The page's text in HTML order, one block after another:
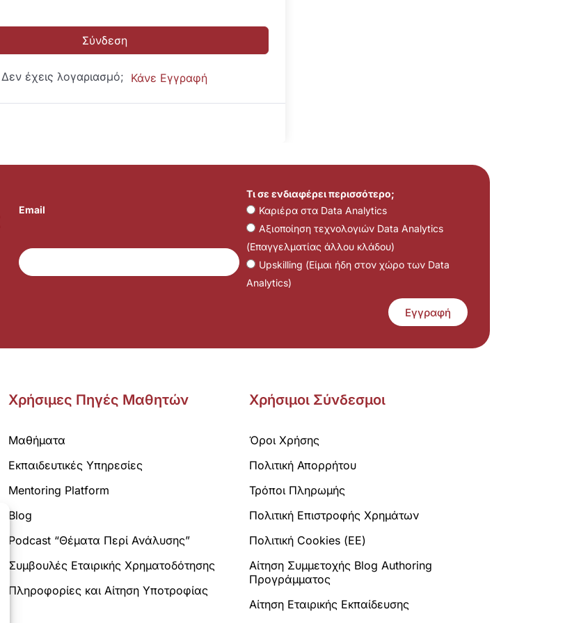
Σύνδεση
Δεν έχεις λογαριασμό; Κάνε Εγγραφή
Email
Τι σε ενδιαφέρει περισσότερο;
Καριέρα στα Data Analytics
Αξιοποίηση τεχνολογιών Data Analytics
(Επαγγελματίας άλλου κλάδου)
Upskilling (Είμαι ήδη στον χώρο των Data
Analytics)
Εγγραφή
Χρήσιμες Πηγές Μαθητών
Μαθήματα
Εκπαιδευτικές Υπηρεσίες
Mentoring Platform
Blog
Podcast “Θέματα Περί Ανάλυσης”
Συμβουλές Εταιρικής Χρηματοδότησης
Πληροφορίες και Αίτηση Υποτροφίας
Χρήσιμοι Σύνδεσμοι
Όροι Χρήσης
Πολιτική Απορρήτου
Τρόποι Πληρωμής
Πολιτική Επιστροφής Χρημάτων
Πολιτική Cookies (ΕΕ)
Αίτηση Συμμετοχής Blog Authoring
Προγράμματος
Αίτηση Εταιρικής Εκπαίδευσης